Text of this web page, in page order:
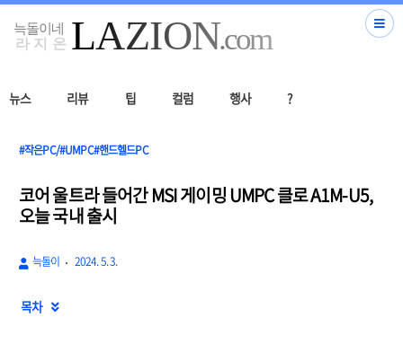
뉴스 리뷰 팁 컬럼 행사 ?
#작은PC/#UMPC#핸드헬드PC
코어 울트라 들어간 MSI 게이밍 UMPC 클로 A1M-U5,
오늘 국내 출시
늑돌이 2024. 5. 3.
목차 